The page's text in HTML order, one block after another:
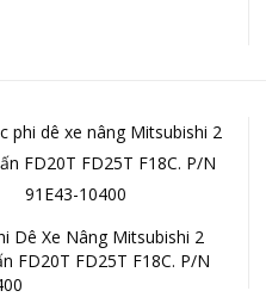
Dê Xe Nâng Mitsubishi 2
FD20T FD25T F18C. P/N